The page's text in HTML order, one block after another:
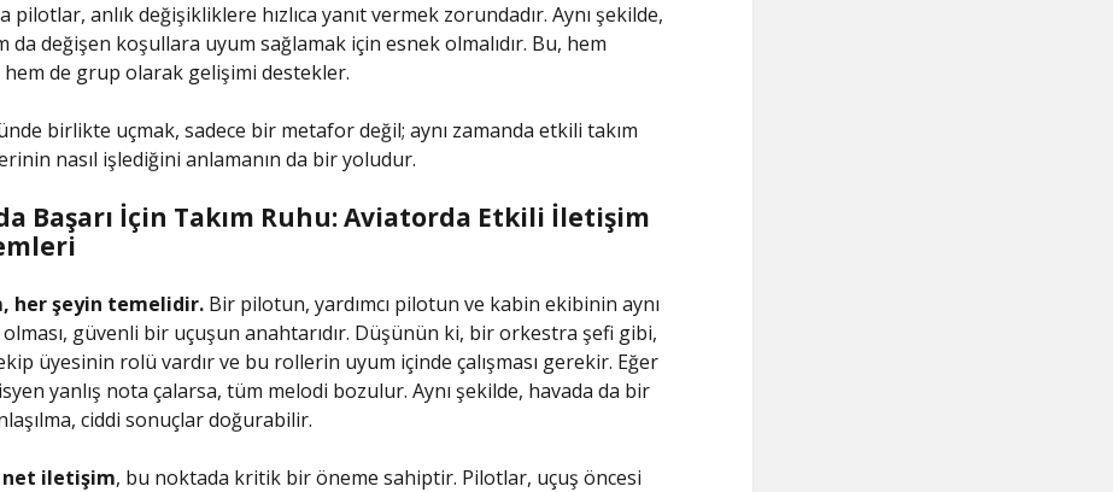
pilotlar, anlık değişikliklere hızlıca yanıt vermek zorundadır. Aynı şekilde,
da değişen koşullara uyum sağlamak için esnek olmalıdır. Bu, hem
de grup olarak gelişimi destekler.
birlikte uçmak, sadece bir metafor değil; aynı zamanda etkili takım
nasıl işlediğini anlamanın da bir yoludur.
Başarı İçin Takım Ruhu: Aviatorda Etkili İletişim
her şeyin temelidir.Bir pilotun, yardımcı pilotun ve kabin ekibinin aynı
güvenli bir uçuşun anahtarıdır. Düşünün ki, bir orkestra şefi gibi,
üyesinin rolü vardır ve bu rollerin uyum içinde çalışması gerekir. Eğer
yanlış nota çalarsa, tüm melodi bozulur. Aynı şekilde, havada da bir
ciddi sonuçlar doğurabilir.
net iletişim, bu noktada kritik bir öneme sahiptir. Pilotlar, uçuş öncesi